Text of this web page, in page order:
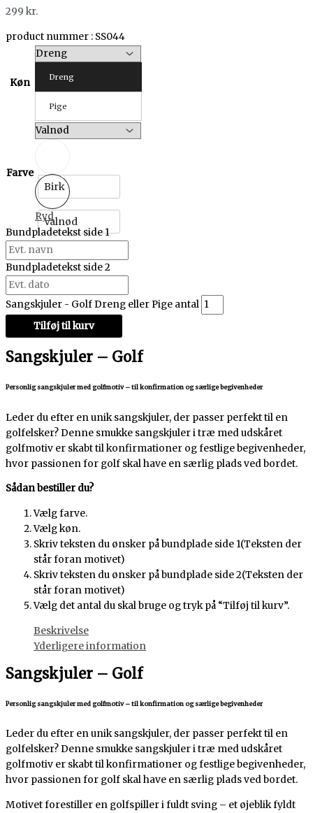
299 kr.
product nummer : SS044
Køn Dreng
Pige
Farve
Birk
Valnød
Ryd
Bundpladetekst side 1
Bundpladetekst side 2
Sangskjuler - Golf Dreng eller Pige antal
Tilføj til kurv
Sangskjuler – Golf
Personlig sangskjuler med golfmotiv – til konfirmation og særlige begivenheder
Leder du efter en unik sangskjuler, der passer perfekt til en
golfelsker? Denne smukke sangskjuler i træ med udskåret
golfmotiv er skabt til konfirmationer og festlige begivenheder,
hvor passionen for golf skal have en særlig plads ved bordet.
Sådan bestiller du?
Vælg farve.
Vælg køn.
Skriv teksten du ønsker på bundplade side 1(Teksten der
står foran motivet)
Skriv teksten du ønsker på bundplade side 2(Teksten der
står foran motivet)
Vælg det antal du skal bruge og tryk på “Tilføj til kurv”.
Beskrivelse
Yderligere information
Sangskjuler – Golf
Personlig sangskjuler med golfmotiv – til konfirmation og særlige begivenheder
Leder du efter en unik sangskjuler, der passer perfekt til en
golfelsker? Denne smukke sangskjuler i træ med udskåret
golfmotiv er skabt til konfirmationer og festlige begivenheder,
hvor passionen for golf skal have en særlig plads ved bordet.
Motivet forestiller en golfspiller i fuldt sving – et øjeblik fyldt